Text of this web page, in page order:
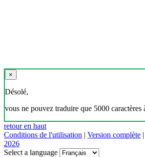
×
Désolé,
vous ne pouvez traduire que 5000 caractères
retour en haut
Conditions de l'utilisation | Version complète |
2026
Select a language